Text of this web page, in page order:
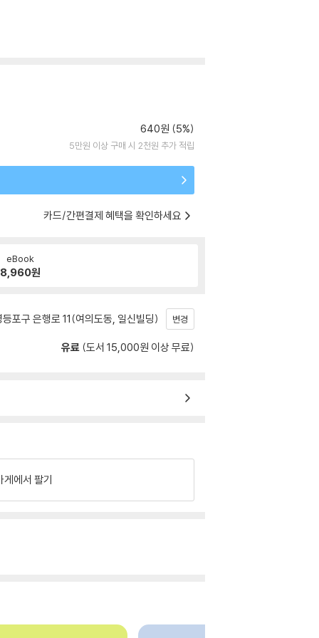
640원 (5%)
5만원 이상 구매 시 2천원 추가 적립
카드/간편결제 혜택을 확인하세요
eBook
8,960원
포구 은행로 11(여의도동, 일신빌딩) 변경
유료 (도서 15,000원 이상 무료)
게에서 팔기